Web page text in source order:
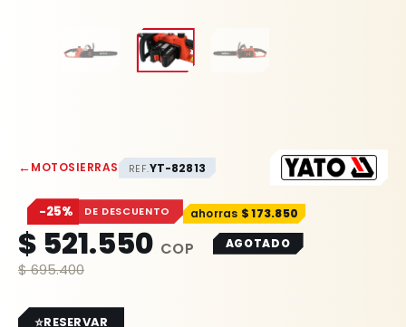
←MOTOSIERRAS REF.YT-82813
−25% DE DESCUENTO $173.850
$695.400
$ 521.550 AGOTADO
RESERVAR